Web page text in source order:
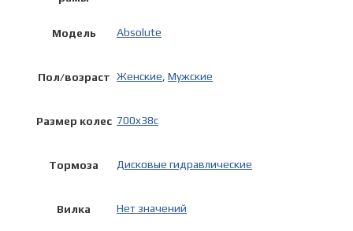
Модель Absolute
Пол/возраст Женские Мужские
Размер колес 700x38c
Тормоза Дисковые гидравлические
Вилка Нет значений